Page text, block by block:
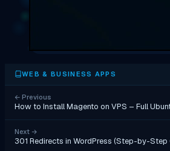
WEB & BUSINESS APPS
← Previous
How to Install Magento on VPS – Full
Next →
301 Redirects in WordPress (Step-by-Step